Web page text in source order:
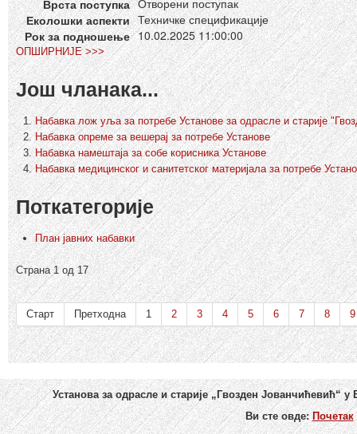
Врста поступка
Еколошки аспекти Техничке спецификације
Рок за подношење 10.02.2025 11:00:00
ОПШИРНИЈЕ >>>
Још чланака...
Набавка лож уља за потребе Установе за одрасле и старије
Набавка опреме за вешерај за потребе Установе
Набавка намештаја за собе корисника Установе
Набавка медицинског и санитетског материјала за потребе
Поткатегорије
План јавних набавки
Страна 1 од 17
Старт Претходна 1 2 3 4 5 6 7 8 9
Установа за одрасле и старије „Гвозден
Ви сте овде:Почетак